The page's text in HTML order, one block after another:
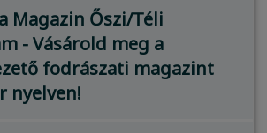
Magazin Őszi/Téli
- Vásárold meg a
fodrászati magazint
nyelven!